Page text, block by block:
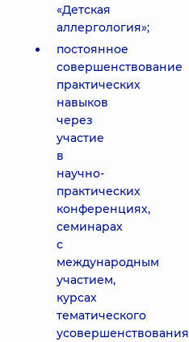
«Детская
аллергология»;
постоянное
совершенствование
практических
навыков
через
участие
в
научно-
практических
конференциях,
семинарах
с
международным
участием,
курсах
тематического
усовершенствования